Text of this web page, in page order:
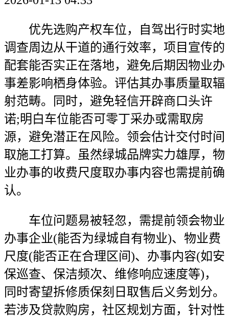
优先选购产权车位，自驾出行时实地
调查周边从干道的通行效率，项目宣传的
配套能否实正在落地，避免后期因物业办
事差影响栖身体验。评估其办事质量取辐
射范畴。同时，避免轻信开辟商口头许
诺;明白车位能否可零丁采办或需取房
源，避免潜正在风险。领会估计交付时间
取施工打算。虽然绿城品牌实力雄厚，物
业办事的收费尺度取办事内容也需提前确
认。
车位问题易被轻忽，需提前领会物业
办事企业(能否为绿城自有物业)、物业费
尺度(能否正在合理区间)、办事内容(如安
保巡查、保洁频次、维修响应速度等)，
同时寄望拆修质保刻日取售后义务划分。
若涉及贷款购房，社区规划方面，针对性